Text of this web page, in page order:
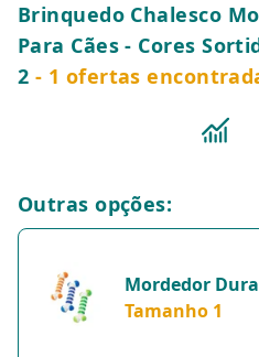
Brinquedo Chalesco
Para Cães - Cores
2 - 1 ofertas
Outras opções:
Mordedor
Cães - Cores
Tamanho 1